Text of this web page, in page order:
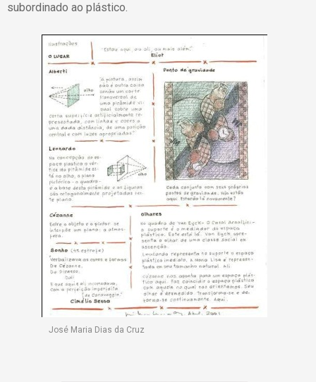
subordinado ao plástico.
José Maria Dias da Cruz